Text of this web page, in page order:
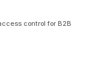
control for B2B